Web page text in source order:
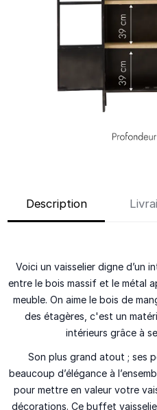
Description
Voici un vaisselier digne d’un
entre le bois massif et le métal
meuble. On aime le bois de
des étagères, c'est un
intérieurs grâce à
Son plus grand atout ; ses
beaucoup d’élégance à
pour mettre en valeur votre
décorations. Ce buffet